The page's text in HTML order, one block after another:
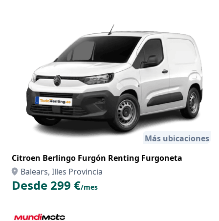
Más ubicaciones
Citroen Berlingo Furgón Renting Furgoneta
Balears, Illes Provincia
Desde 299 €/mes